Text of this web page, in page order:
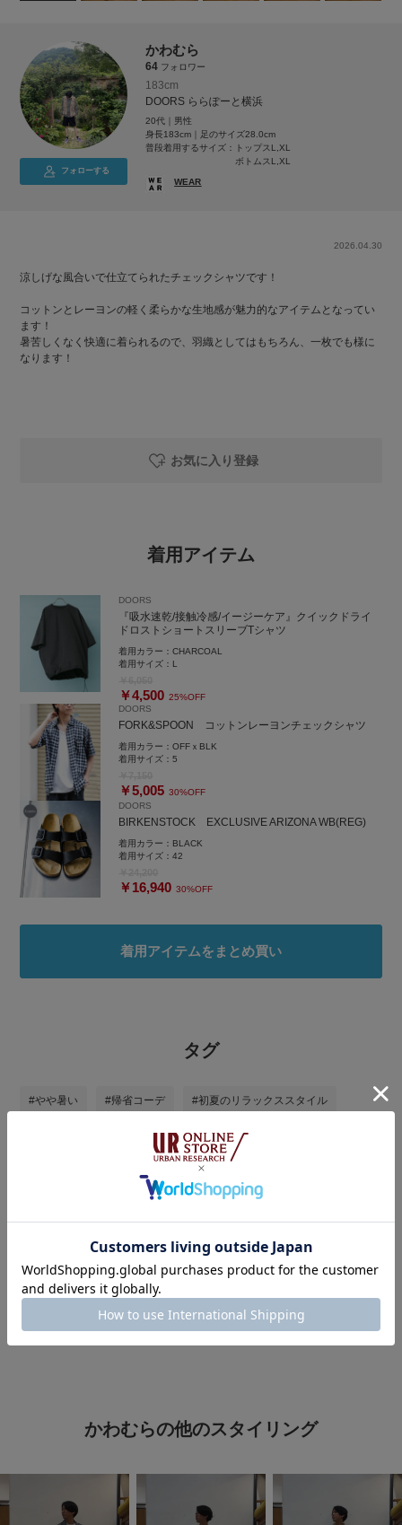
フォローする
かわむら
64 フォロワー
183cm
DOORS ららぽーと横浜
20代｜男性
身長183cm｜足のサイズ28.0cm
普段着用するサイズ：
トップスL,XL
ボトムスL,XL
WEAR
2026.04.30
涼しげな風合いで仕立てられたチェックシャツです！
コットンとレーヨンの軽く柔らかな生地感が魅力的なアイテムとなってい
ます！
暑苦しくなく快適に着られるので、羽織としてはもちろん、一枚でも様に
なります！
お気に入り登録
着用アイテム
DOORS
『吸水速乾/接触冷感/イージーケア』クイックドライ
ドロストショートスリーブTシャツ
着用カラー：CHARCOAL
着用サイズ： L
￥4,500 25%OFF
DOORS
FORK&SPOON コットンレーヨンチェックシャツ
着用カラー：OFFｘBLK
着用サイズ：5
￥5,005 30%OFF
DOORS
BIRKENSTOCK EXCLUSIVE ARIZONA WB(REG)
着用カラー： BLACK
着用サイズ：42
￥16,940 30%OFF
着用アイテムをまとめ買い
タグ
#やや暑い #帰省コーデ #初夏のリラックススタイル
#最旬パンツスタイル
#初夏のおでかけコーデ
#ピクニックコーデ #洒落見えＴシャツコーデ
#シャツ着こなし術 #おでかけコーデ
かわむらの他のスタイリング